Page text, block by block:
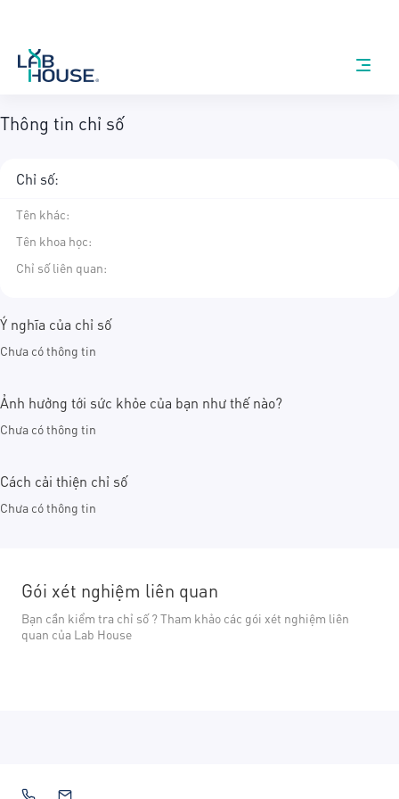
Thông tin chỉ số
Chỉ số:
Tên khác:
Tên khoa học:
Chỉ số liên quan:
Ý nghĩa của chỉ số
Chưa có thông tin
Ảnh hưởng tới sức khỏe của bạn như thế nào?
Chưa có thông tin
Cách cải thiện chỉ số
Chưa có thông tin
Gói xét nghiệm liên quan
Bạn cần kiểm tra chỉ số ? Tham khảo các gói xét nghiệm liên
quan của Lab House